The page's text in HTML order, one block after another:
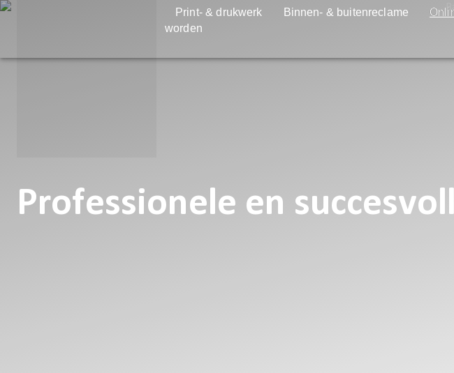
Print- & drukwerk Binnen- & buitenreclame
worden
Professionele en